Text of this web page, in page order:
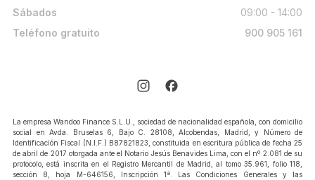
Sábados
09:00 - 14:00
Teléfono gratuito
900 905 161
La empresa Wandoo Finance S.L.U., sociedad de nacionalidad española, con domicilio
social en Avda. Bruselas 6, Bajo C. 28108, Alcobendas, Madrid, y Número de
Identificación Fiscal (N.I.F.) B87821823, constituida en escritura pública de fecha 25
de abril de 2017 otorgada ante el Notario Jesús Benavides Lima, con el nº 2.081 de su
protocolo, está inscrita en el Registro Mercantil de Madrid, al tomo 35.961, folio 118,
sección 8, hoja M-646156, Inscripción 1ª. Las Condiciones Generales y las